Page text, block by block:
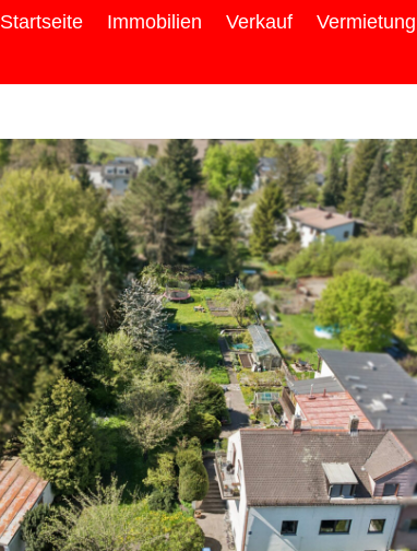
Startseite Immobilien Verkauf Vermietung